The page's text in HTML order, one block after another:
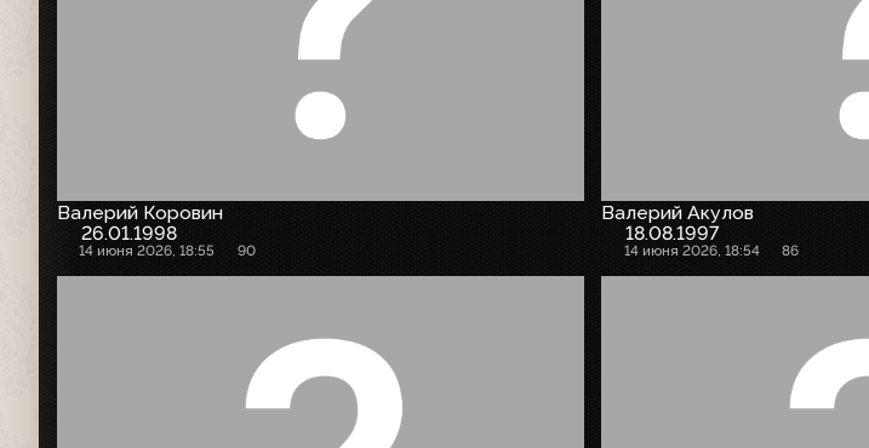
Валерий Коровин
26.01.1998
14 июня 2026, 18:55 90
Валерий Акулов
18.08.1997
14 июня 2026, 18:54 86